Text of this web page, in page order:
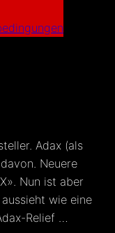
Adax (als
Neuere
Nun ist aber
wie eine
Relief …